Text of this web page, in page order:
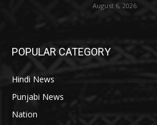
August 6, 2026
POPULAR CATEGORY
Hindi News
Punjabi News
Nation